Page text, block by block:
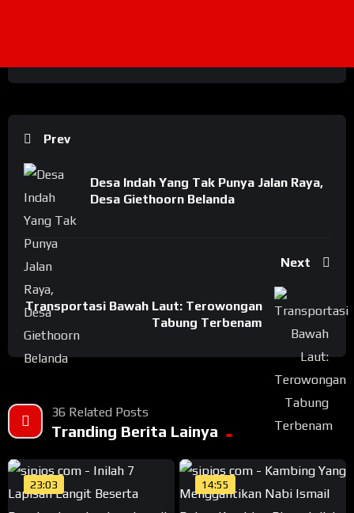
Prev
Desa Indah Yang Tak Punya Jalan Raya,
Desa Giethoorn Belanda
Next
Transportasi Bawah Laut: Terowongan
Tabung Terbenam
36 Related Posts
Tranding Berita Lainya
23:03 14:55